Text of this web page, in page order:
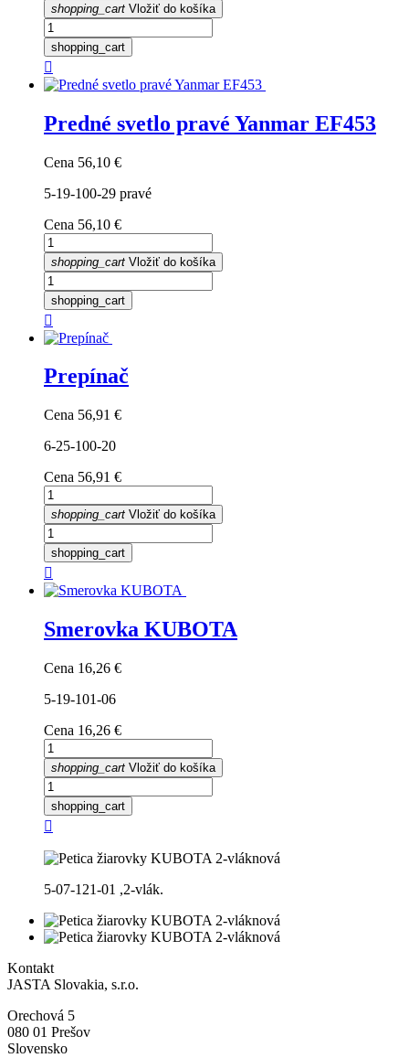
shopping_cart Vložiť do košíka
shopping_cart

Predné svetlo pravé Yanmar EF453
Cena 56,10 €
5-19-100-29 pravé
Cena 56,10 €
shopping_cart Vložiť do košíka
shopping_cart

Prepínač
Cena 56,91 €
6-25-100-20
Cena 56,91 €
shopping_cart Vložiť do košíka
shopping_cart

Smerovka KUBOTA
Cena 16,26 €
5-19-101-06
Cena 16,26 €
shopping_cart Vložiť do košíka
shopping_cart

5-07-121-01 ,2-vlák.
Kontakt
JASTA Slovakia, s.r.o.
Orechová 5
080 01 Prešov
Slovensko